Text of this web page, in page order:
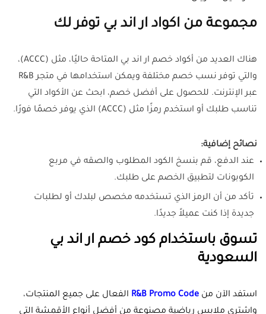
مجموعة من اكواد ار اند بي توفر لك
هناك العديد من أكواد خصم ار اند بي المتاحة حاليًا، مثل (ACCC)،
والتي توفر نسب خصم مختلفة ويمكن استخدامها في متجر R&B
عبر الإنترنت. للحصول على أفضل خصم، ابحث عن الأكواد التي
تناسب طلبك أو استخدم رمزًا مثل (ACCC) الذي يوفر خصمًا فورًا.
نصائح إضافية:
عند الدفع، قم بنسخ الكود المطلوب والصقه في مربع
الكوبونات لتطبيق الخصم على طلبك.
تأكد من أن الرمز الذي تستخدمه مخصص لبلدك أو لطلبات
جديدة إذا كنت عميلاً جديدًا.
تسوق باستخدام كود خصم ار اند بي
السعودية
استفد الآن من R&B Promo Code الفعال على جميع المنتجات،
واشتري ملابس رياضية مصنوعة من أفضل أنواع الأقمشة التي